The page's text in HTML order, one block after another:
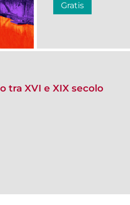
Gratis
tra XVI e XIX secolo